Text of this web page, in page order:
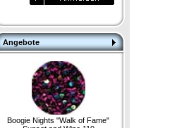
Angebote
Boogie Nights "Walk of Fame"